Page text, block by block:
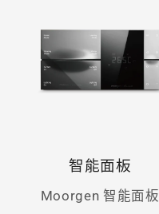
智能面板
Moorgen 智能面板